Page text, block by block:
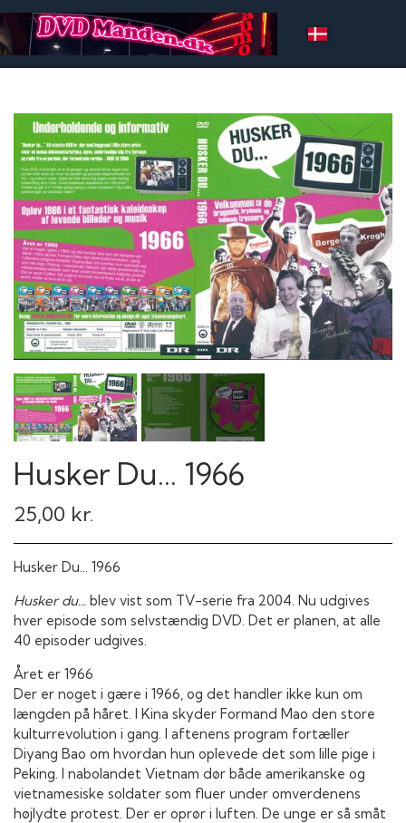
Husker Du... 1966
25,00 kr.
Husker Du... 1966
Husker du... blev vist som TV-serie fra 2004. Nu udgives
hver episode som selvstændig DVD. Det er planen, at alle
40 episoder udgives.
Året er 1966
Der er noget i gære i 1966, og det handler ikke kun om
længden på håret. I Kina skyder Formand Mao den store
kulturrevolution i gang. I aftenens program fortæller
Diyang Bao om hvordan hun oplevede det som lille pige i
Peking. I nabolandet Vietnam dør både amerikanske og
vietnamesiske soldater som fluer under omverdenens
højlydte protest. Der er oprør i luften. De unge er så småt